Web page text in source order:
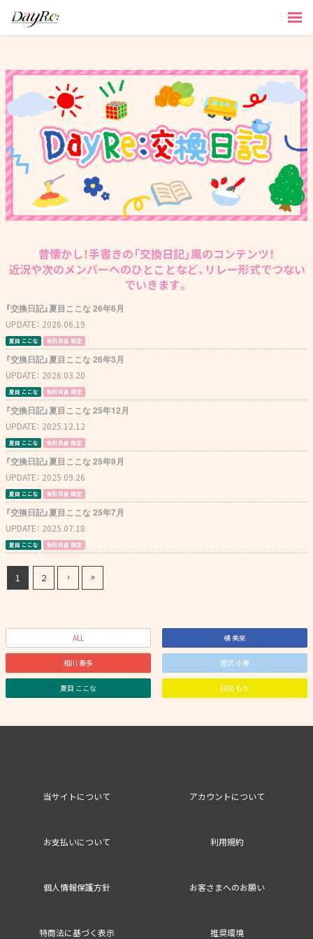
昔懐かし！手書きの「交換日記」風のコンテンツ！
近況や次のメンバーへのひとことなど、リレー形式でつない
でいきます。
「交換日記」夏目ここな 26年6月
UPDATE： 2026.06.19
夏目 ここな 有料会員 限定
「交換日記」夏目ここな 26年3月
UPDATE： 2026.03.20
夏目 ここな 有料会員 限定
「交換日記」夏目ここな 25年12月
UPDATE： 2025.12.12
夏目 ここな 有料会員 限定
「交換日記」夏目ここな 25年9月
UPDATE： 2025.09.26
夏目 ここな 有料会員 限定
「交換日記」夏目ここな 25年7月
UPDATE： 2025.07.18
夏目 ここな 有料会員 限定
1 2 › »
ALL 橘 美來
相川 奏多 宮沢 小春
夏目 ここな 日向 もか
当サイトについて アカウントについて
お支払いについて 利用規約
個人情報保護方針 お客さまへのお願い
特商法に基づく表示 推奨環境